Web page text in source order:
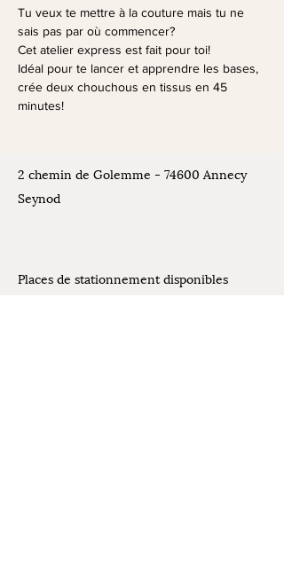
Tu veux te mettre à la couture mais tu ne
sais pas par où commencer?
Cet atelier express est fait pour toi!
Idéal pour te lancer et apprendre les bases,
crée deux chouchous en tissus en 45
minutes!
2 chemin de Golemme - 74600 Annecy
Seynod
Places de stationnement disponibles